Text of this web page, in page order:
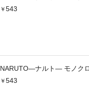
543
NARUTO―ナルト― モノク
543